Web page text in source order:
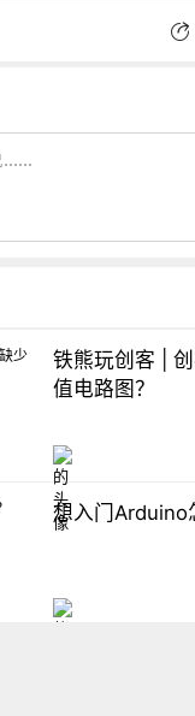
铁熊玩创客 |
值电路图？
想入门Arduino